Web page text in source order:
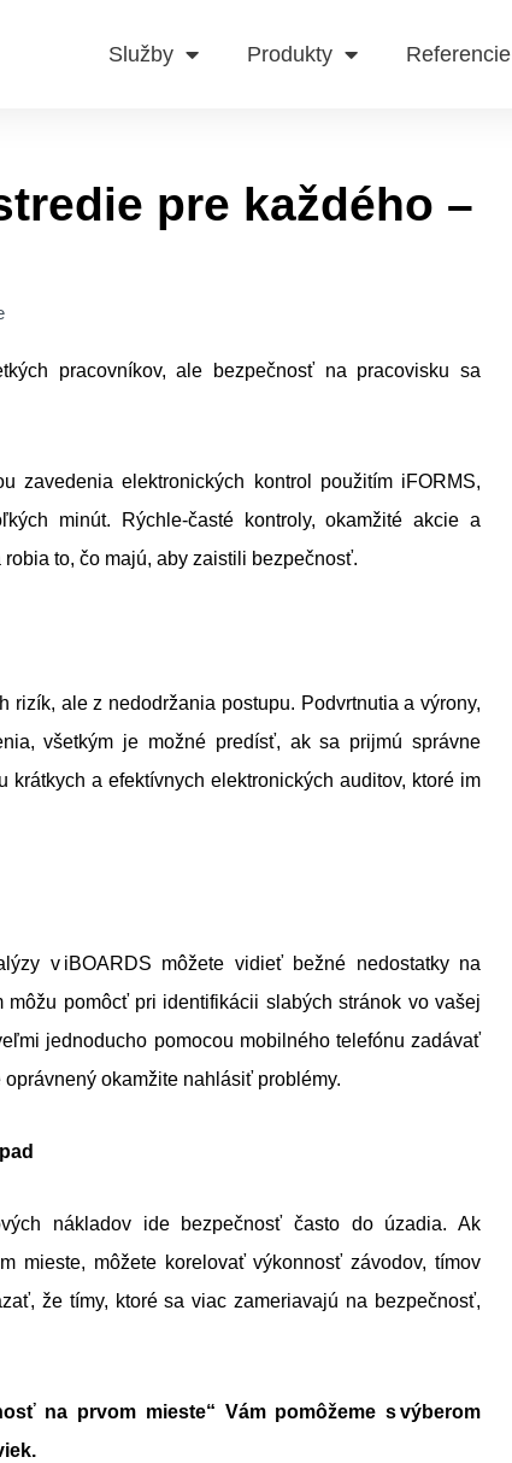
Služby Produkty Referencie
pre každého –
pracovníkov, ale bezpečnosť na pracovisku sa
zavedenia elektronických kontrol použitím iFORMS,
minút. Rýchle-časté kontroly, okamžité akcie a
to, čo majú, aby zaistili bezpečnosť.
ale z nedodržania postupu. Podvrtnutia a výrony,
všetkým je možné predísť, ak sa prijmú správne
a efektívnych elektronických auditov, ktoré im
v iBOARDS môžete vidieť bežné nedostatky na
pomôcť pri identifikácii slabých stránok vo vašej
jednoducho pomocou mobilného telefónu zadávať
okamžite nahlásiť problémy.
nákladov ide bezpečnosť často do úzadia. Ak
mieste, môžete korelovať výkonnosť závodov, tímov
že tímy, ktoré sa viac zameriavajú na bezpečnosť,
na prvom mieste“ Vám pomôžeme s výberom
.